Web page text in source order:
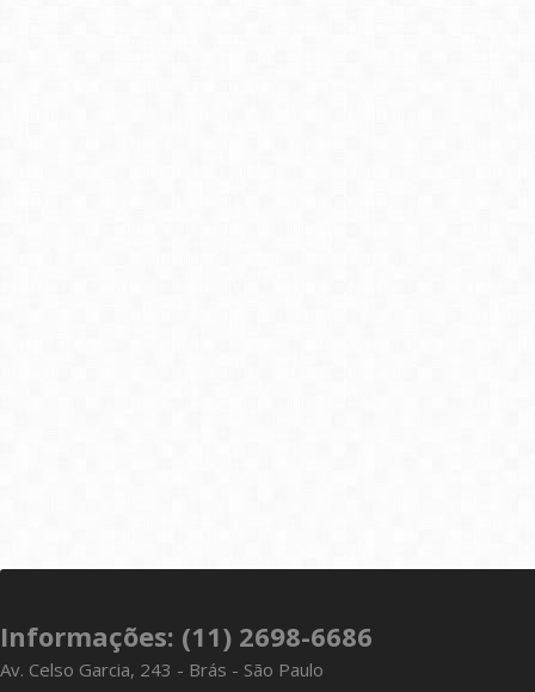
Informações: (11) 2698-6686
Av. Celso Garcia, 243 - Brás - São Paulo